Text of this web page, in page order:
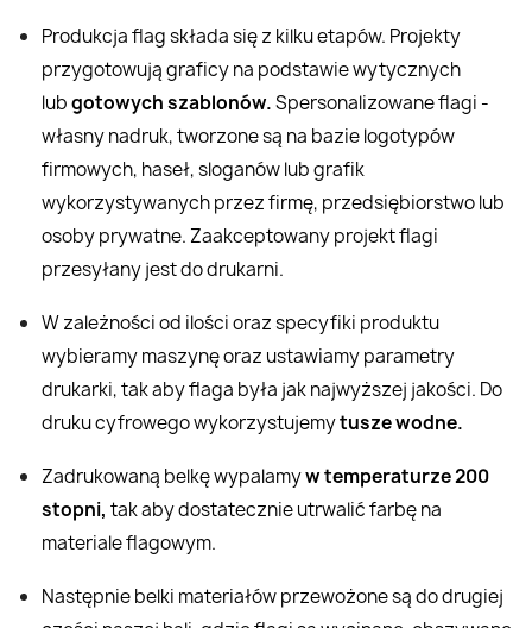
Produkcja flag składa się z kilku etapów. Projekty
przygotowują graficy na podstawie wytycznych
lubgotowych szablonów.Spersonalizowane flagi -
własny nadruk, tworzone są na bazie logotypów
firmowych, haseł, sloganów lub grafik
wykorzystywanych przez firmę, przedsiębiorstwo lub
osoby prywatne. Zaakceptowany projekt flagi
przesyłany jest do drukarni.
W zależności od ilości oraz specyfiki produktu
wybieramy maszynę oraz ustawiamy parametry
drukarki, tak aby flaga była jak najwyższej jakości. Do
druku cyfrowego wykorzystujemytusze wodne.
Zadrukowaną belkę wypalamyw temperaturze 200
stopni, tak aby dostatecznie utrwalić farbę na
materiale flagowym.
Następnie belki materiałów przewożone są do drugiej